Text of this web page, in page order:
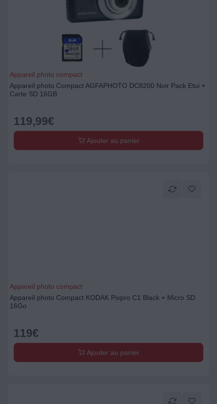
Appareil photo compact
Appareil photo Compact AGFAPHOTO DC8200 Noir Pack Etui +
Carte SD 16GB
119,99€
Ajouter au panier
Appareil photo compact
Appareil photo Compact KODAK Pixpro C1 Black + Micro SD
16Go
119€
Ajouter au panier